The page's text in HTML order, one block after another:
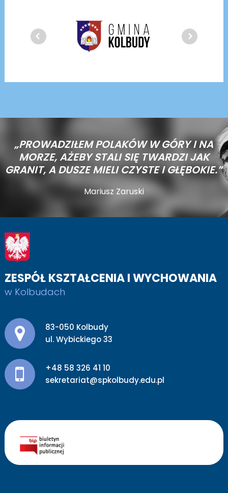
„PROWADZIŁEM POLAKÓW W GÓRY I NA
MORZE,AŻEBY STALI SIĘ TWARDZI JAK
GRANIT, A DUSZE MIELI CZYSTE I GŁĘBOKIE.”
Mariusz Zaruski
ZESPÓŁ KSZTAŁCENIA I WYCHOWANIA
w Kolbudach
Adres pocztowy:
83-050 Kolbudy
ul. Wybickiego 33
+48 58 326 41 10
sekretariat@spkolbudy.edu.pl